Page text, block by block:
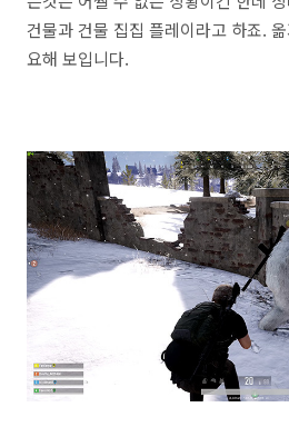
건물과 건물 집집 플레이라고 하죠.
요해 보입니다.